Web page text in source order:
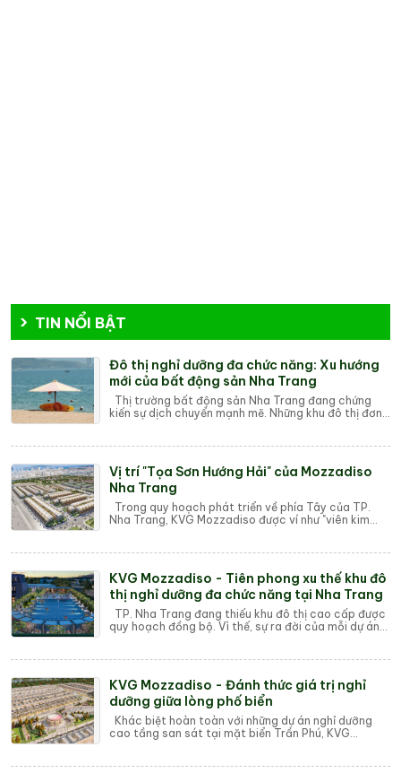
TIN NỔI BẬT
Đô thị nghỉ dưỡng đa chức năng: Xu hướng
mới của bất động sản Nha Trang
Thị trường bất động sản Nha Trang đang chứng
kiến sự dịch chuyển mạnh mẽ. Những khu đô thị đơn
Vị trí "Tọa Sơn Hướng Hải" của Mozzadiso
Nha Trang
Trong quy hoạch phát triển về phía Tây của TP.
Nha Trang, KVG Mozzadiso được ví như "viên kim
KVG Mozzadiso - Tiên phong xu thế khu đô
thị nghỉ dưỡng đa chức năng tại Nha Trang
TP. Nha Trang đang thiếu khu đô thị cao cấp được
quy hoạch đồng bộ. Vì thế, sự ra đời của mỗi dự án
KVG Mozzadiso - Đánh thức giá trị nghỉ
dưỡng giữa lòng phố biển
Khác biệt hoàn toàn với những dự án nghỉ dưỡng
cao tầng san sát tại mặt biển Trần Phú, KVG